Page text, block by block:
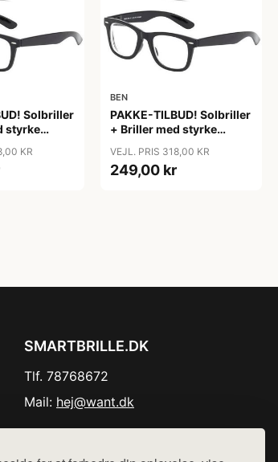
Solbriller
styrke
myopia)
KR
BEN
PAKKE-TILBUD! Solbriller
+ Briller med styrke
(nærsynethed/myopia)
VEJL. PRIS 318,00 KR
249,00 kr
SMARTBRILLE.DK
Tlf. 78768672
Mail: hej@want.dk